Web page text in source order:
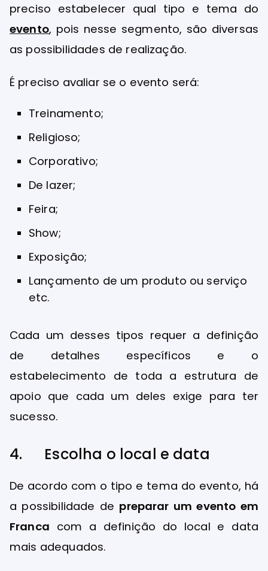
preciso estabelecer qual tipo e tema do
evento, pois nesse segmento, são diversas
as possibilidades de realização.
É preciso avaliar se o evento será:
Treinamento;
Religioso;
Corporativo;
De lazer;
Feira;
Show;
Exposição;
Lançamento de um produto ou serviço
etc.
Cada um desses tipos requer a definição
de detalhes específicos e o
estabelecimento de toda a estrutura de
apoio que cada um deles exige para ter
sucesso.
4. Escolha o local e data
De acordo com o tipo e tema do evento, há
a possibilidade de preparar um evento em
Franca com a definição do local e data
mais adequados.